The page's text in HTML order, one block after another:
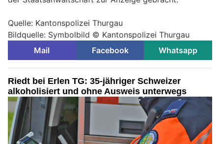
Quelle: Kantonspolizei Thurgau
Bildquelle: Symbolbild © Kantonspolizei Thurgau
Mail
Facebook Whatsapp
Riedt bei Erlen TG: 35-jähriger Schweizer
alkoholisiert und ohne Ausweis unterwegs